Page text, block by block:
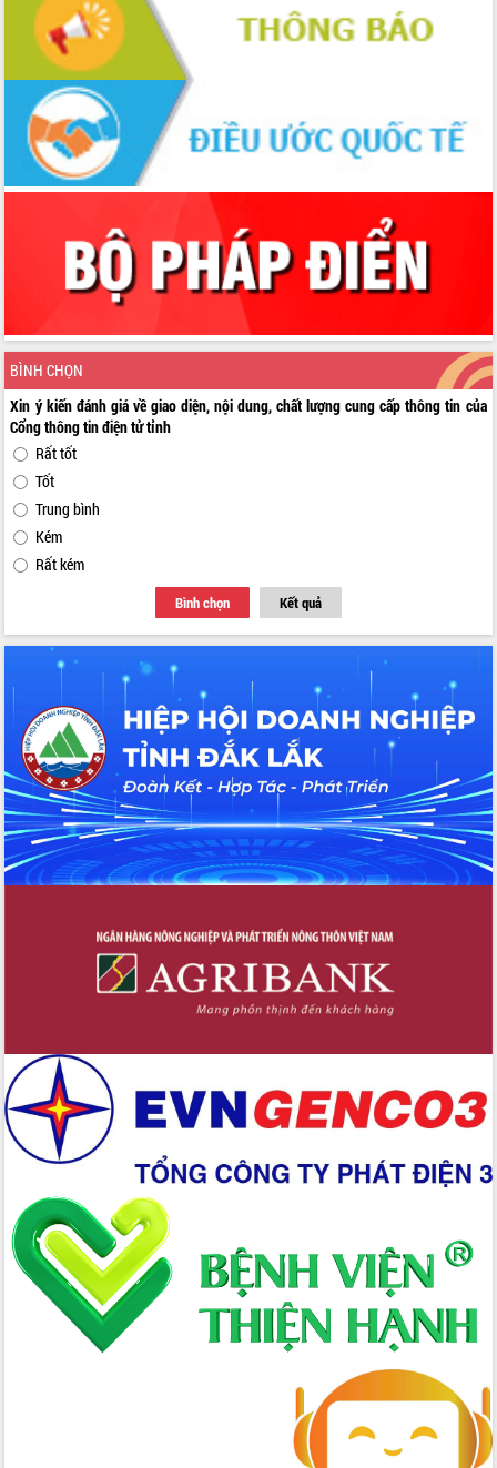
BÌNH CHỌN
Xin ý kiến đánh giá về giao diện, nội dung, chất lượng cung cấp thông tin của
Cổng thông tin điện tử tỉnh
Rất tốt
Tốt
Trung bình
Kém
Rất kém
Bình chọn Kết quả